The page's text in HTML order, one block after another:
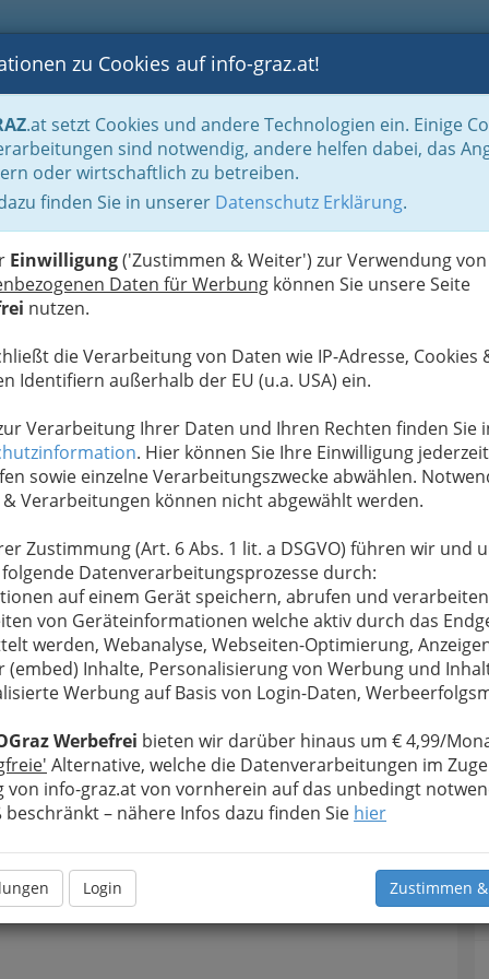
BLOGS FOTOS GASTRONOMIE BRANCHEN
zu Cookies auf info-graz.at!
.at setzt Cookies und andere Technologien ein. Einige
sind notwendig, andere helfen dabei, das
oder wirtschaftlich zu betreiben.
finden Sie in unserer Datenschutz Erklärung.
Einwilligung('Zustimmen & Weiter') zur Verwendung von
Daten für Werbung können Sie unsere Seite
nutzen.
die Verarbeitung von Daten wie IP-Adresse, Cookies
Identifiern außerhalb der EU (u.a. USA) ein.
Verarbeitung Ihrer Daten und Ihren Rechten finden Sie
. Hier können Sie Ihre Einwilligung jederzeit
sowie einzelne Verarbeitungszwecke abwählen.
& Verarbeitungen können nicht abgewählt werden.
Zustimmung (Art. 6 Abs. 1 lit. a DSGVO) führen wir und
Datenverarbeitungsprozesse durch:
auf einem Gerät speichern, abrufen und
von Geräteinformationen welche aktiv durch das
werden, Webanalyse, Webseiten-Optimierung,
(embed) Inhalte, Personalisierung von Werbung und
Werbung auf Basis von Login-Daten,
Werbefrei bieten wir darüber hinaus um € 4,99/
Alternative, welche die Datenverarbeitungen im
von info-graz.at von vornherein auf das unbedingt
beschränkt – nähere Infos dazu finden Sie hier
Login Zustimmen
Jausenstation